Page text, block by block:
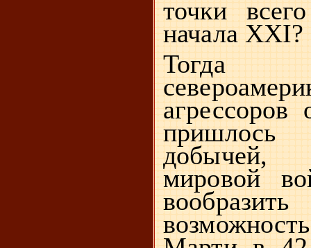
точки
начала XXI?
агрессоров
добычей,
мировой